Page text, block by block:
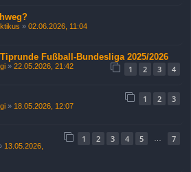
» 02.06.2026, 11:04
Fußball-Bundesliga 2025/2026
1
2 3 4
» 22.05.2026, 21:42
1 2 3
» 18.05.2026, 12:07
1 2 3 4 5 7
13.05.2026,